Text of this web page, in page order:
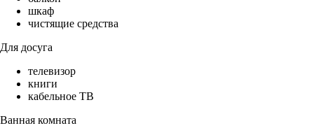
шкаф
чистящие средства
Для досуга
телевизор
книги
кабельное ТВ
Ванная комната